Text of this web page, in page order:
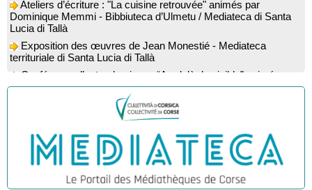
Dominique Memmi - Bibbiuteca d’Ulmetu / Mediateca di Santa
Lucia di Tallà
Exposition des œuvres de Jean Monestié - Mediateca
territuriale di Santa Lucia di Tallà
Conférence d’astrophysique : “Au-delà du visible” animée par
Bicchisgià
Exposition des œuvres de Dominique Malberti Morin :
"Racines, peintures acryliques et aquarelles" - Mediateca
Animation : "Petits lecteurs" - Médiathèque - Pitretu è
Bicchisgià
Veillée de contes à la forêt enchantée "U Mondu ditu